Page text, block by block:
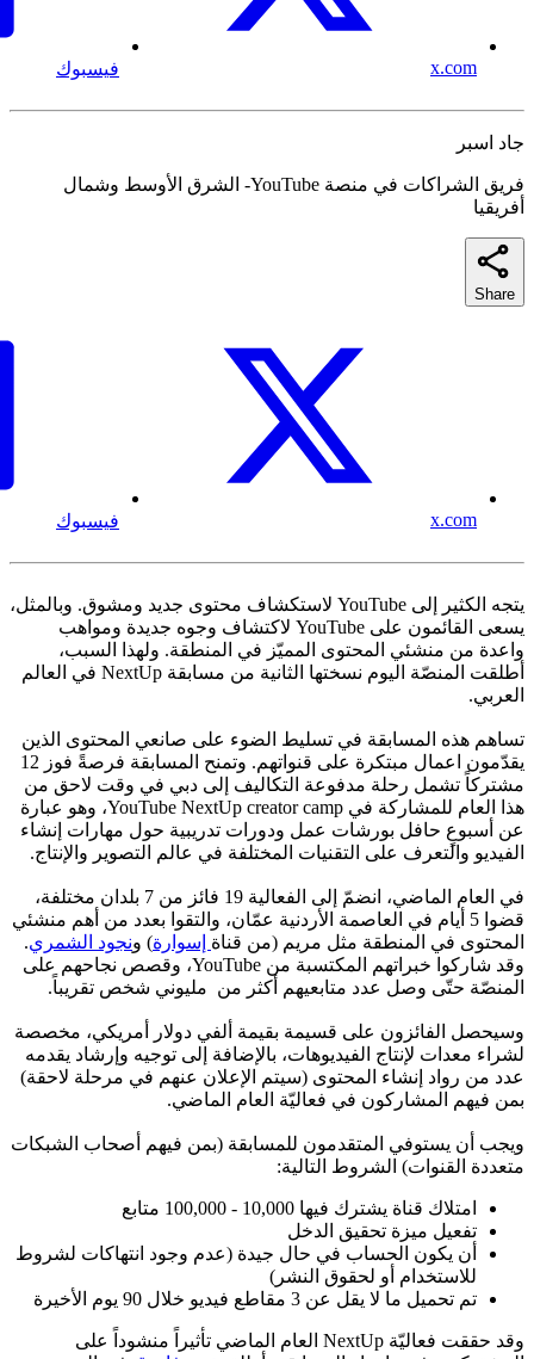
x.com فيسبوك
جاد اسبر
فريق الشراكات في منصة YouTube- الشرق الأوسط وشمال
أفريقيا
Share
x.com فيسبوك
يتجه الكثير إلى YouTube لاستكشاف محتوى جديد ومشوق. وبالمثل،
يسعى القائمون على YouTube لاكتشاف وجوه جديدة ومواهب
واعدة من منشئي المحتوى المميّز في المنطقة. ولهذا السبب،
أطلقت المنصّة اليوم نسختها الثانية من مسابقة NextUp في العالم
العربي.
تساهم هذه المسابقة في تسليط الضوء على صانعي المحتوى الذين
يقدّمون اعمال مبتكرة على قنواتهم. وتمنح المسابقة فرصةً فوز 12
مشتركاً تشمل رحلة مدفوعة التكاليف إلى دبي في وقت لاحق من
هذا العام للمشاركة في YouTube NextUp creator camp، وهو عبارة
عن أسبوعٍ حافل بورشات عمل ودورات تدريبية حول مهارات إنشاء
الفيديو والتعرف على التقنيات المختلفة في عالم التصوير والإنتاج.
في العام الماضي، انضمّ إلى الفعالية 19 فائز من 7 بلدان مختلفة،
قضوا 5 أيام في العاصمة الأردنية عمّان، والتقوا بعدد من أهم منشئي
المحتوى في المنطقة مثل مريم (من قناة إسوارة) ونجود الشمري.
وقد شاركوا خبراتهم المكتسبة من YouTube، وقصص نجاحهم على
المنصّة حتّى وصل عدد متابعيهم أكثر من مليوني شخص تقريباً.
وسيحصل الفائزون على قسيمة بقيمة ألفي دولار أمريكي، مخصصة
لشراء معدات لإنتاج الفيديوهات، بالإضافة إلى توجيه وإرشاد يقدمه
عدد من رواد إنشاء المحتوى (سيتم الإعلان عنهم في مرحلة لاحقة)
بمن فيهم المشاركون في فعاليّة العام الماضي.
ويجب أن يستوفي المتقدمون للمسابقة (بمن فيهم أصحاب الشبكات
متعددة القنوات) الشروط التالية:
امتلاك قناة يشترك فيها 10,000 - 100,000 متابع
تفعيل ميزة تحقيق الدخل
أن يكون الحساب في حال جيدة (عدم وجود انتهاكات لشروط
للاستخدام أو لحقوق النشر)
تم تحميل ما لا يقل عن 3 مقاطع فيديو خلال 90 يوم الأخيرة
وقد حققت فعاليّة NextUp العام الماضي تأثيراً منشوداً على